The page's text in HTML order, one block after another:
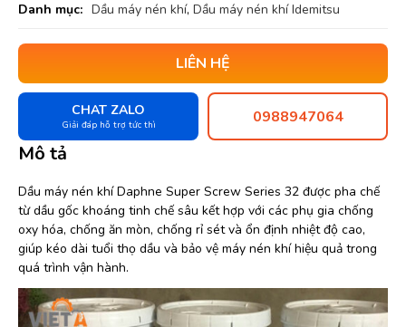
Danh mục: Dầu máy nén khí, Dầu máy nén khí Idemitsu
LIÊN HỆ
CHAT ZALO
Giải đáp hỗ trợ tức thì 0988947064
Mô tả
Dầu máy nén khí Daphne Super Screw Series 32 được pha chế
từ dầu gốc khoáng tinh chế sâu kết hợp với các phụ gia chống
oxy hóa, chống ăn mòn, chống rỉ sét và ổn định nhiệt độ cao,
giúp kéo dài tuổi thọ dầu và bảo vệ máy nén khí hiệu quả trong
quá trình vận hành.